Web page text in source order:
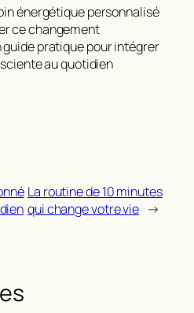
énergétique personnalisé
ce changement
pratique pour intégrer
au quotidien
La routine de 10 minutes
qui change votre vie →